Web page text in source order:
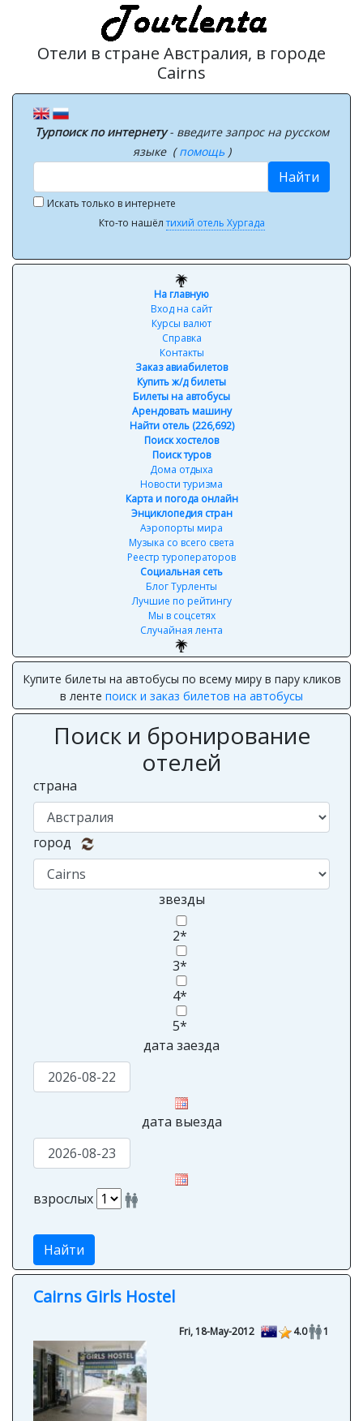
Отели в стране Австралия, в городе
Cairns
Турпоиск по интернету- введите запрос на русском
языке (помощь )
Найти
Искать только в интернете
Кто-то нашёлтихий отель Хургада
На главную
Вход на сайт
Курсы валют
Справка
Контакты
Заказ авиабилетов
Купить ж/д билеты
Билеты на автобусы
Арендовать машину
Найти отель (226,692)
Поиск хостелов
Поиск туров
Дома отдыха
Новости туризма
Карта и погода онлайн
Энциклопедия стран
Аэропорты мира
Музыка со всего света
Реестр туроператоров
Социальная сеть
Блог Турленты
Лучшие по рейтингу
Мы в соцсетях
Случайная лента
Купите билеты на автобусы по всему миру в пару кликов
в ленте поиск и заказ билетов на автобусы
Поиск и бронирование
отелей
страна
город
звезды
2*
3*
4*
5*
дата заезда
дата выезда
взрослых
Найти
Cairns Girls Hostel
Fri, 18-May-2012 4.0 1